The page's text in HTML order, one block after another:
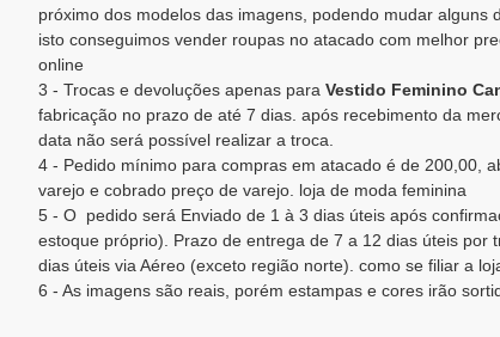
próximo dos modelos das imagens, podendo mudar alguns
isto conseguimos vender roupas no atacado com melhor
online
3 - Trocas e devoluções apenas para Vestido Feminino
fabricação no prazo de até 7 dias. após recebimento da
data não será possível realizar a troca.
4 - Pedido mínimo para compras em atacado é de 200,00,
varejo e cobrado preço de varejo. loja de moda feminina
5 - O pedido será Enviado de 1 à 3 dias úteis após
estoque próprio). Prazo de entrega de 7 a 12 dias úteis por
dias úteis via Aéreo (exceto região norte). como se filiar a
6 - As imagens são reais, porém estampas e cores irão